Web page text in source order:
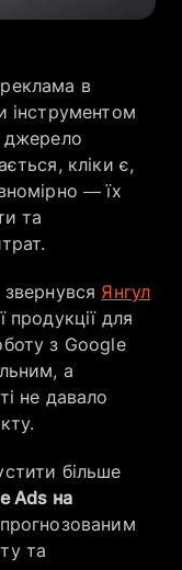
в
інструментом
джерело
кліки є,
— їх
та
Янгул
продукції для
з Google
а
не давало
більше
Ads на
та